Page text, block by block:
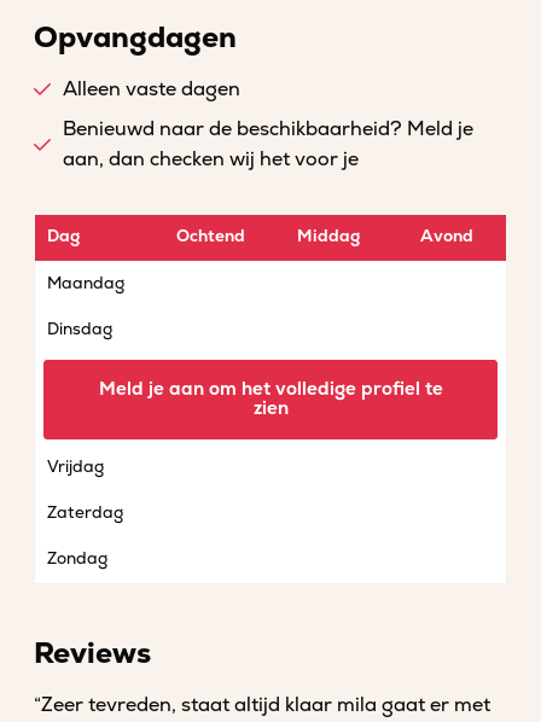
Opvangdagen
Alleen vaste dagen
Benieuwd naar de beschikbaarheid? Meld je
aan, dan checken wij het voor je
Dag Ochtend Middag Avond
Maandag
Dinsdag
Vrijdag
Zaterdag
Zondag
Meld je aan om het volledige profiel te
zien
Reviews
“Zeer tevreden, staat altijd klaar mila gaat er met